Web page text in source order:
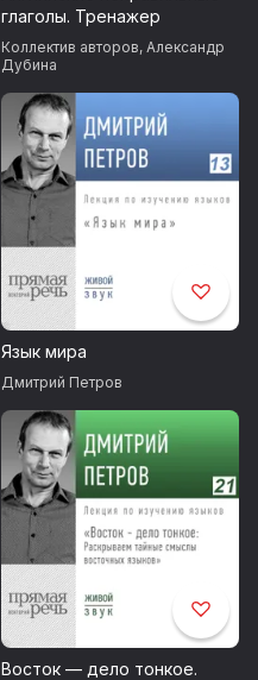
глаголы. Тренажер
Коллектив авторов, Александр
Дубина
Язык мира
Дмитрий Петров
Восток — дело тонкое.